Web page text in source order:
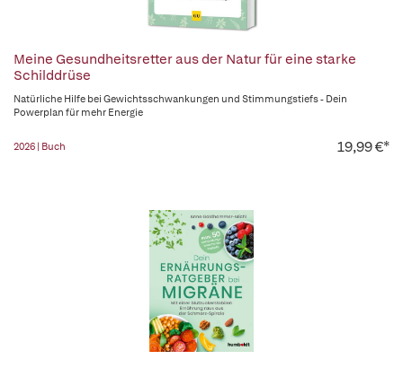
Meine Gesundheitsretter aus der Natur für eine starke
Schilddrüse
Natürliche Hilfe bei Gewichtsschwankungen und Stimmungstiefs - Dein
Powerplan für mehr Energie
2026 | Buch 19,99 €*